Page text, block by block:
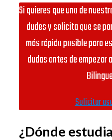
Si quieres que uno de
dudes y solicita que se
más rápido posible para
dudas antes de empezar
Solicitar
¿Dónde